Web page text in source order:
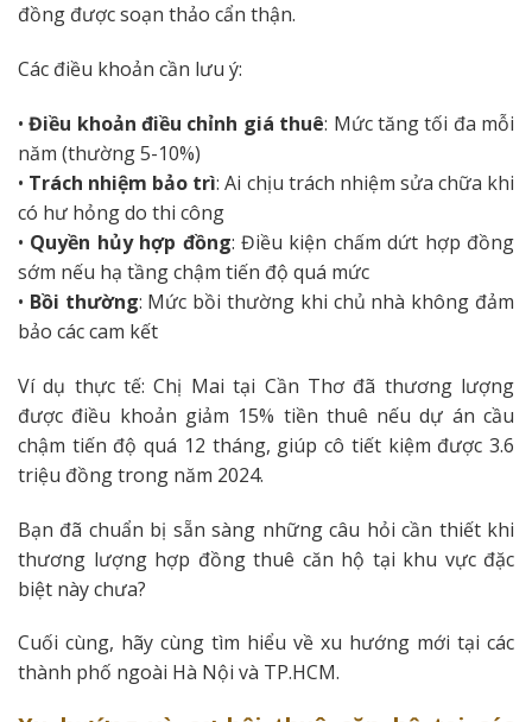
đồng được soạn thảo cẩn thận.
Các điều khoản cần lưu ý:
•Điều khoản điều chỉnh giá thuê: Mức tăng tối đa mỗi
năm (thường 5-10%)
• Trách nhiệm bảo trì: Ai chịu trách nhiệm sửa chữa khi
có hư hỏng do thi công
• Quyền hủy hợp đồng: Điều kiện chấm dứt hợp đồng
sớm nếu hạ tầng chậm tiến độ quá mức
• Bồi thường: Mức bồi thường khi chủ nhà không đảm
bảo các cam kết
Ví dụ thực tế: Chị Mai tại Cần Thơ đã thương lượng
được điều khoản giảm 15% tiền thuê nếu dự án cầu
chậm tiến độ quá 12 tháng, giúp cô tiết kiệm được 3.6
triệu đồng trong năm 2024.
Bạn đã chuẩn bị sẵn sàng những câu hỏi cần thiết khi
thương lượng hợp đồng thuê căn hộ tại khu vực đặc
biệt này chưa?
Cuối cùng, hãy cùng tìm hiểu về xu hướng mới tại các
thành phố ngoài Hà Nội và TP.HCM.